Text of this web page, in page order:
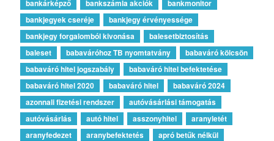
bankárképző
bankszámla akciók
bankmonitor
bankjegyek cseréje
bankjegy érvényessége
bankjegy forgalomból kivonása
balesetbiztosítás
baleset
babaváróhoz TB nyomtatvány
babaváró kölcsön
babaváró hitel jogszabály
babaváró hitel befektetése
babaváró hitel 2020
babaváró hitel
babaváró 2024
azonnali fizetési rendszer
autóvásárlási támogatás
autóvásárlás
autó hitel asszonyhitel
aranyletét
aranyfedezet
aranybefektetés
apró betűk nélkül